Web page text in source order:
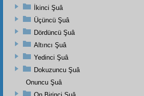
İkinci Şuâ
Üçüncü Şuâ
Dördüncü Şuâ
Altıncı Şuâ
Yedinci Şuâ
Dokuzuncu Şuâ
Onuncu Şuâ